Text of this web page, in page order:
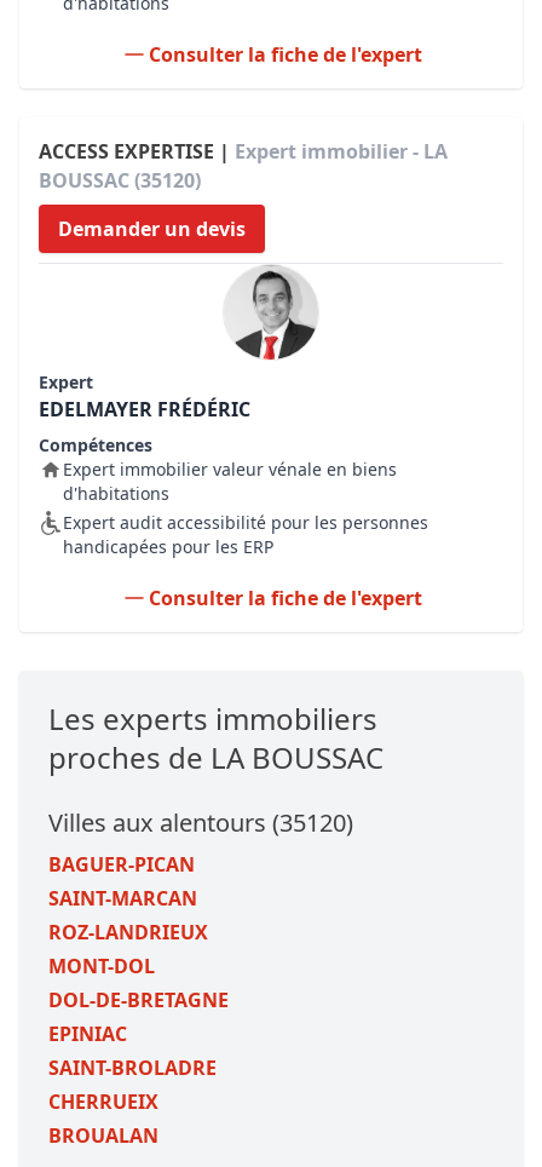
Consulter la fiche de l'expert
ACCESS EXPERTISE | Expert immobilier - LA
BOUSSAC (35120)
Demander un devis
Expert
EDELMAYER FRÉDÉRIC
Compétences
Expert immobilier valeur vénale en biens
d'habitations
Expert audit accessibilité pour les personnes
handicapées pour les ERP
Consulter la fiche de l'expert
Les experts immobiliers
proches de LA BOUSSAC
Villes aux alentours (35120)
BAGUER-PICAN
SAINT-MARCAN
ROZ-LANDRIEUX
MONT-DOL
DOL-DE-BRETAGNE
EPINIAC
SAINT-BROLADRE
CHERRUEIX
BROUALAN